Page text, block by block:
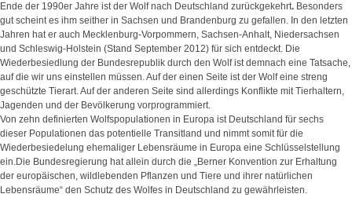
Ende der 1990er Jahre ist der Wolf nach Deutschland zurückgekehrt. Besonders
gut scheint es ihm seither in Sachsen und Brandenburg zu gefallen. In den letzten
Jahren hat er auch Mecklenburg-Vorpommern, Sachsen-Anhalt, Niedersachsen
und Schleswig-Holstein (Stand September 2012) für sich entdeckt. Die
Wiederbesiedlung der Bundesrepublik durch den Wolf ist demnach eine Tatsache,
auf die wir uns einstellen müssen. Auf der einen Seite ist der Wolf eine streng
geschützte Tierart. Auf der anderen Seite sind allerdings Konflikte mit Tierhaltern,
Jagenden und der Bevölkerung vorprogrammiert.
Von zehn definierten Wolfspopulationen in Europa ist Deutschland für sechs
dieser Populationen das potentielle Transitland und nimmt somit für die
Wiederbesiedelung ehemaliger Lebensräume in Europa eine Schlüsselstellung
ein.Die Bundesregierung hat allein durch die „Berner Konvention zur Erhaltung
der europäischen, wildlebenden Pflanzen und Tiere und ihrer natürlichen
Lebensräume“ den Schutz des Wolfes in Deutschland zu gewährleisten.